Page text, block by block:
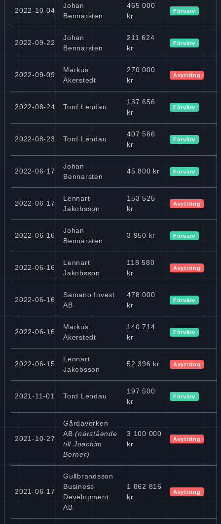
2022-10-04
Johan
Bennarsten
465 000
kr
Förvärv
2022-09-22
Johan
Bennarsten
211 624
kr
Förvärv
2022-09-09
Markus
Åkerstedt
270 000
kr
Avyttring
2022-08-24 Tord Lendau
137 656
kr
Förvärv
2022-08-23 Tord Lendau
407 566
kr
Förvärv
2022-06-17
Johan
Bennarsten
45 800 kr Förvärv
2022-06-17
Lennart
Jakobsson
153 525
kr
Avyttring
2022-06-16
Johan
Bennarsten
3 950 kr Förvärv
2022-06-16
Lennart
Jakobsson
118 580
kr
Avyttring
2022-06-16
Samano Invest
AB
478 000
kr
Förvärv
2022-06-16
Markus
Åkerstedt
140 714
kr
Förvärv
2022-06-15
Lennart
Jakobsson
52 396 kr Avyttring
2021-11-01 Tord Lendau
197 500
kr
Förvärv
2021-10-27
Gårdaverken
AB (närstående
till Joachim
Berner)
3 100 000
kr
Avyttring
2021-06-17
Gullbrandsson
Business
Development
AB
1 862 816
kr
Avyttring